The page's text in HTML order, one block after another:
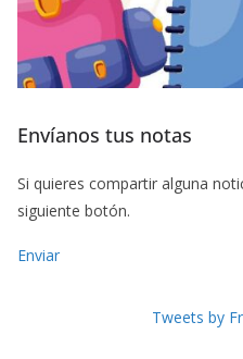
Envíanos tus notas
Si quieres compartir alguna
siguiente botón.
Enviar
Tweets by